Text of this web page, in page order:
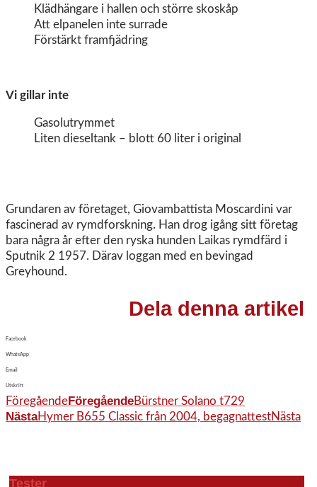
Klädhängare i hallen och större skoskåp
Att elpanelen inte surrade
Förstärkt framfjädring
Vi gillar inte
Gasolutrymmet
Liten dieseltank – blott 60 liter i original
Grundaren av företaget, Giovambattista Moscardini var
fascinerad av rymdforskning. Han drog igång sitt företag
bara några år efter den ryska hunden Laikas rymdfärd i
Sputnik 2 1957. Därav loggan med en bevingad
Greyhound.
Dela denna artikel
Facebook
WhatsApp
Email
Utskrift
FöregåendeFöregåendeBürstner Solano t729
NästaHymer B655 Classic från 2004, begagnattestNästa
Tester